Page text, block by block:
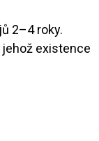
2–4 roky.
existence